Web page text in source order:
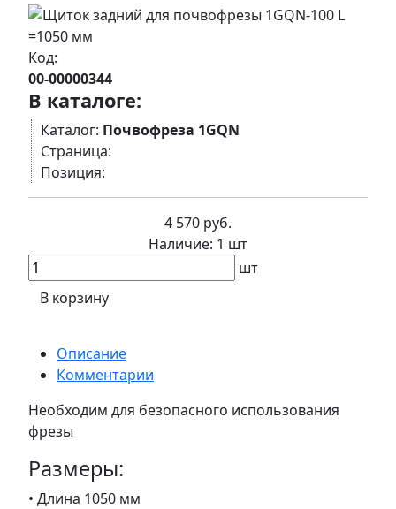
Код:
00-00000344
В каталоге:
Каталог: Почвофреза 1GQN
Страница:
Позиция:
4 570 руб.
Наличие: 1 шт
шт
В корзину
Описание
Комментарии
Необходим для безопасного использования
фрезы
Размеры:
• Длина 1050 мм